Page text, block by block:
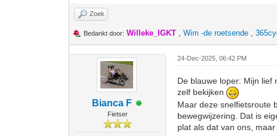
Zoek
Bedankt door: Willeke_IGKT ,Wim -de roetsende ,
Bianca F
Fietser
24-Dec-2025, 06:42 PM
De blauwe loper: Mijn
zelf bekijken
Maar deze snelfietsroute
bewegwijzering. Dat is
plat als dat van ons,